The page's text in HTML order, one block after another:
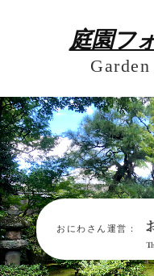
庭園フ
おにわさん運営：